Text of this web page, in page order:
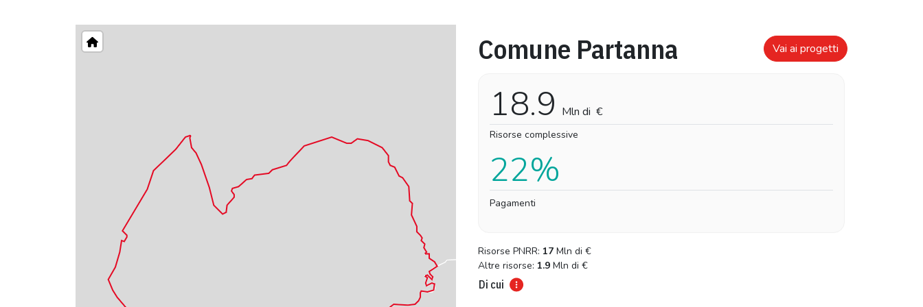
Complessivo
Comune Partanna Vai ai progetti
18.9 Mln di €
Risorse complessive
22%
Pagamenti
Risorse PNRR: 17 Mln di €
Altre risorse: 1.9 Mln di €
Di cui